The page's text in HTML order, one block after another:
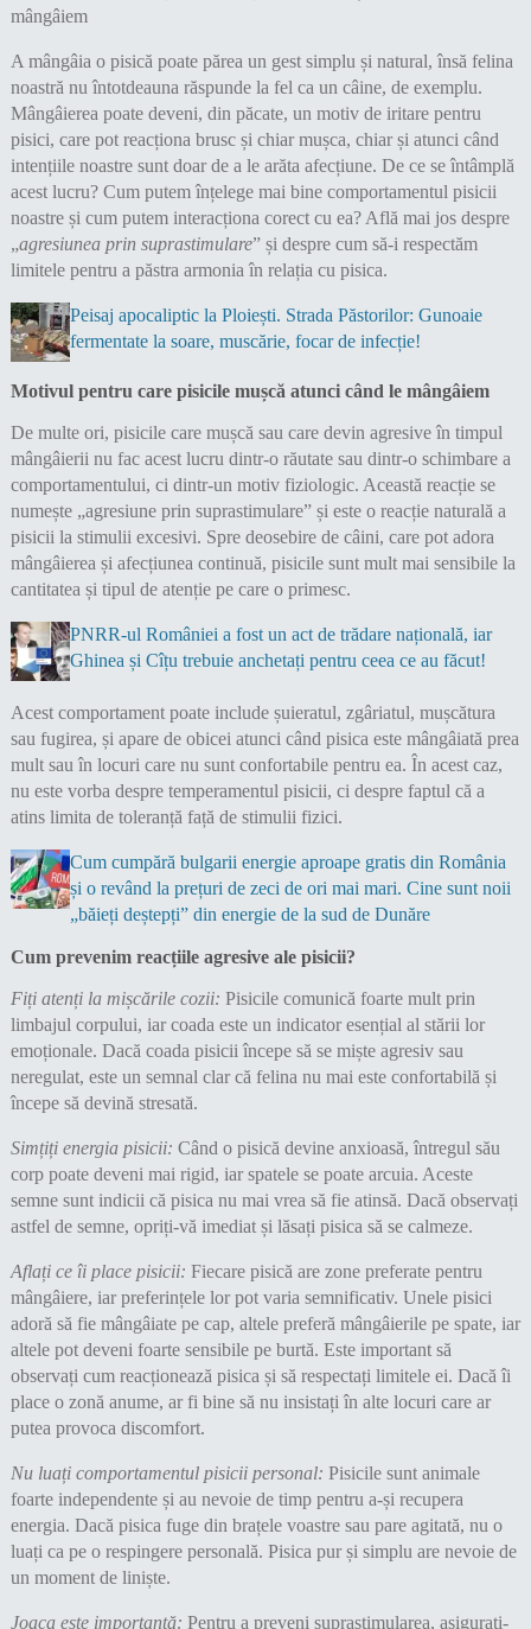
A mângâia o pisică poate părea un gest simplu și natural, însă felina
noastră nu întotdeauna răspunde la fel ca un câine, de exemplu.
Mângâierea poate deveni, din păcate, un motiv de iritare pentru
pisici, care pot reacționa brusc și chiar mușca, chiar și atunci când
intențiile noastre sunt doar de a le arăta afecțiune. De ce se întâmplă
acest lucru? Cum putem înțelege mai bine comportamentul pisicii
noastre și cum putem interacționa corect cu ea? Află mai jos despre
„agresiunea prin suprastimulare” și despre cum să-i respectăm
limitele pentru a păstra armonia în relația cu pisica.
Peisaj apocaliptic la Ploiești. Strada Păstorilor: Gunoaie
fermentate la soare, muscărie, focar de infecție!
Motivul pentru care pisicile mușcă atunci când le mângâiem
De multe ori, pisicile care mușcă sau care devin agresive în timpul
mângâierii nu fac acest lucru dintr-o răutate sau dintr-o schimbare a
comportamentului, ci dintr-un motiv fiziologic. Această reacție se
numește „agresiune prin suprastimulare” și este o reacție naturală a
pisicii la stimulii excesivi. Spre deosebire de câini, care pot adora
mângâierea și afecțiunea continuă, pisicile sunt mult mai sensibile la
cantitatea și tipul de atenție pe care o primesc.
PNRR-ul României a fost un act de trădare națională, iar
Ghinea și Cîțu trebuie anchetați pentru ceea ce au făcut!
Acest comportament poate include șuieratul, zgâriatul, mușcătura
sau fugirea, și apare de obicei atunci când pisica este mângâiată prea
mult sau în locuri care nu sunt confortabile pentru ea. În acest caz,
nu este vorba despre temperamentul pisicii, ci despre faptul că a
atins limita de toleranță față de stimulii fizici.
Cum cumpără bulgarii energie aproape gratis din România
și o revând la prețuri de zeci de ori mai mari. Cine sunt noii
„băieți deștepți” din energie de la sud de Dunăre
Cum prevenim reacțiile agresive ale pisicii?
Fiți atenți la mișcările cozii: Pisicile comunică foarte mult prin
limbajul corpului, iar coada este un indicator esențial al stării lor
emoționale. Dacă coada pisicii începe să se miște agresiv sau
neregulat, este un semnal clar că felina nu mai este confortabilă și
începe să devină stresată.
Simțiți energia pisicii: Când o pisică devine anxioasă, întregul său
corp poate deveni mai rigid, iar spatele se poate arcuia. Aceste
semne sunt indicii că pisica nu mai vrea să fie atinsă. Dacă observați
astfel de semne, opriți-vă imediat și lăsați pisica să se calmeze.
Aflați ce îi place pisicii: Fiecare pisică are zone preferate pentru
mângâiere, iar preferințele lor pot varia semnificativ. Unele pisici
adoră să fie mângâiate pe cap, altele preferă mângâierile pe spate, iar
altele pot deveni foarte sensibile pe burtă. Este important să
observați cum reacționează pisica și să respectați limitele ei. Dacă îi
place o zonă anume, ar fi bine să nu insistați în alte locuri care ar
putea provoca discomfort.
Nu luați comportamentul pisicii personal: Pisicile sunt animale
foarte independente și au nevoie de timp pentru a-și recupera
energia. Dacă pisica fuge din brațele voastre sau pare agitată, nu o
luați ca pe o respingere personală. Pisica pur și simplu are nevoie de
un moment de liniște.
Joaca este importantă: Pentru a preveni suprastimularea, asigurați-